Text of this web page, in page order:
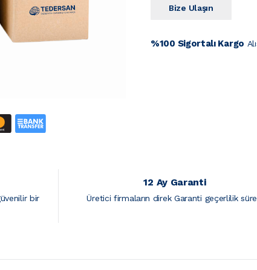
Bize Ulaşın
%100 Sigortalı Kargo
bir
12 Ay Garanti
Üretici firmaların direk Garanti geçerlilik